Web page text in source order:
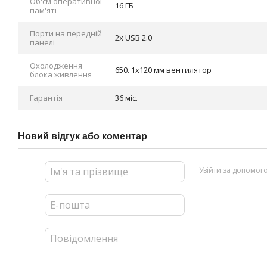
пам'яті
16 ГБ
Порти на передній
панелі
2x USB 2.0
Охолодження
блока живлення
650. 1x120 мм вентилятор
Гарантія 36 міс.
Новий відгук або коментар
Увійти за